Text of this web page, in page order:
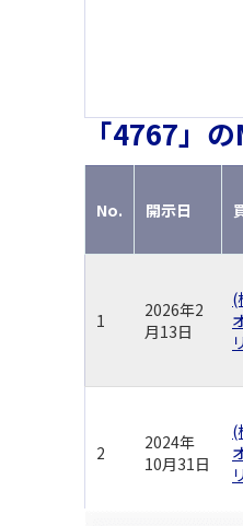
「4767」
No. 開示日
1
2026年2
月13日
(
2
2024年
10月31日
(